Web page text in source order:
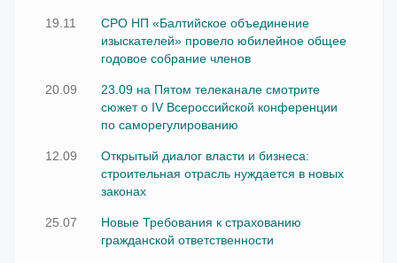
19.11
СРО НП «Балтийское объединение
изыскателей» провело юбилейное общее
годовое собрание членов
20.09
23.09 на Пятом телеканале смотрите
сюжет о IV Всероссийской конференции
по саморегулированию
12.09
Открытый диалог власти и бизнеса:
строительная отрасль нуждается в новых
законах
25.07
Новые Требования к страхованию
гражданской ответственности